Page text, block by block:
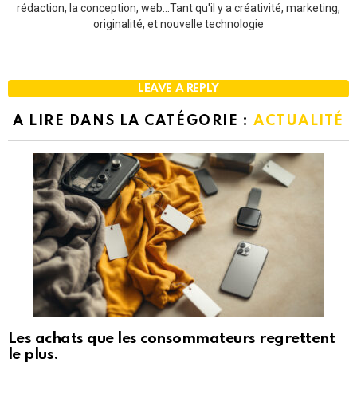
rédaction, la conception, web...Tant qu'il y a créativité, marketing,
originalité, et nouvelle technologie
LEAVE A REPLY
A LIRE DANS LA CATÉGORIE : ACTUALITÉ
Les achats que les consommateurs regrettent
le plus.